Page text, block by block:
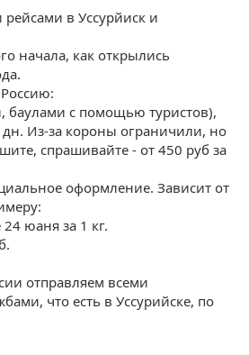
в Уссурйиск и
начала, как открылись
баулами с помощью туристов),
Из-за короны ограничили, но
спрашивайте - от 450 руб за
оформление. Зависит от
юаня за 1 кг.
отправляем всеми
что есть в Уссурийске, по